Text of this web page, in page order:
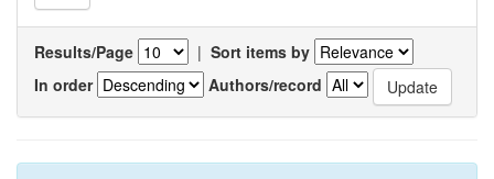
Results/Page | Sort items by
In order
Authors/record